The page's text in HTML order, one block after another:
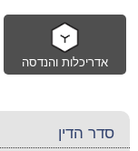
אדריכלות והנדסה
סדר הדין